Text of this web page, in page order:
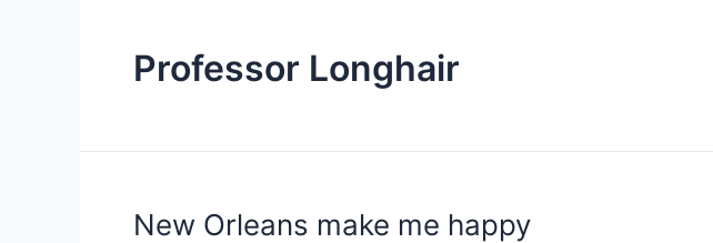
Professor Longhair
New Orleans make me happy